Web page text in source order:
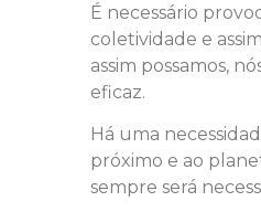
É necessário
coletividade e
assim possamos,
eficaz.
Há uma
próximo e ao
sempre será